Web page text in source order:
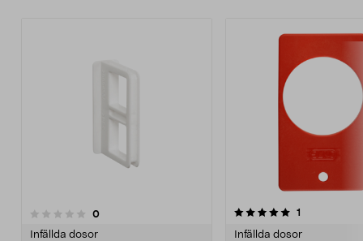
0recensioner
Infällda dosor
5.0av 5 stjärnor 1
Infällda dosor
4.5av 5 stjärnor